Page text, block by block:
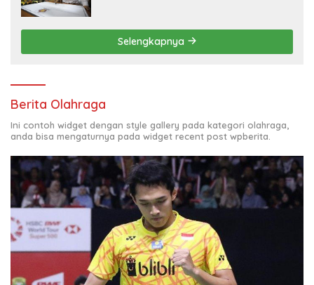
Selengkapnya
Berita Olahraga
Ini contoh widget dengan style gallery pada kategori olahraga,
anda bisa mengaturnya pada widget recent post wpberita.